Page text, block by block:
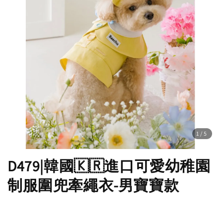
1 /5
D479|韓國🇰🇷進口可愛幼稚園
制服圍兜牽繩衣-男寶寶款